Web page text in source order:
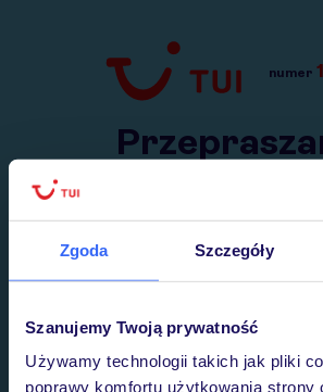
Zgoda Szczegóły
Szanujemy Twoją prywatność
Używamy technologii takich jak pliki
poprawy komfortu użytkowania strony
Przejdź do TUI.pl
numer 1
Wysłaliśmy nasz serwis na